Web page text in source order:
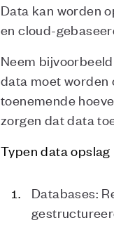
Data kan worden
en cloud-
Neem
data moet worden
toenemende
zorgen dat data
Typen data opslag
Databases: